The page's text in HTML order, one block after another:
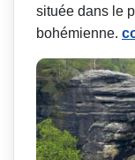
située dans le
bohémienne.